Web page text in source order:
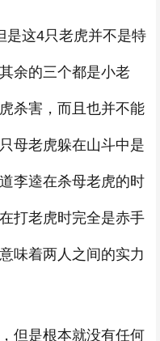
是这4只老虎并不是特
余的三个都是小老
杀害，而且也并不能
母老虎躲在山斗中是
李逵在杀母老虎的时
打老虎时完全是赤手
味着两人之间的实力
但是根本就没有任何